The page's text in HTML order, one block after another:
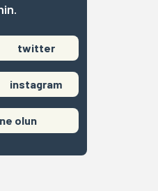
twitter
instagram
olun